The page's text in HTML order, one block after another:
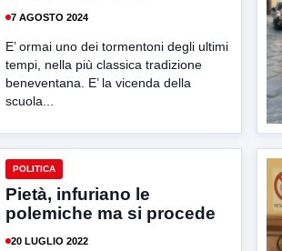
7 AGOSTO 2024
E’ ormai uno dei tormentoni degli ultimi
tempi, nella più classica tradizione
beneventana. E’ la vicenda della
scuola...
POLITICA
Pietà, infuriano le
polemiche ma si procede
20 LUGLIO 2022